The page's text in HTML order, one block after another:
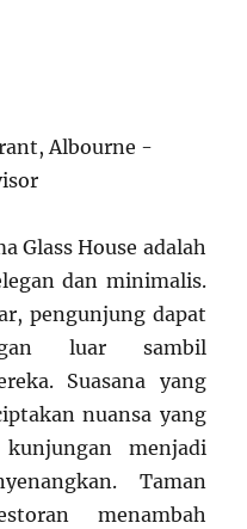
Glass House adalah
dan minimalis.
pengunjung dapat
luar sambil
Suasana yang
nuansa yang
menjadi
Taman
menambah